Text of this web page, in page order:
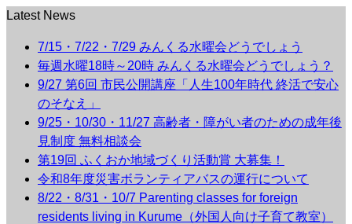
Latest News
7/15・7/22・7/29 みんくる水曜会どうでしょう
毎週水曜18時～20時 みんくる水曜会どうでしょう？
9/27 第6回 市民公開講座「人生100年時代 終活で安心
のそなえ」
9/25・10/30・11/27 高齢者・障がい者のための成年後
見制度 無料相談会
第19回 ふくおか地域づくり活動賞 大募集！
令和8年度災害ボランティアバスの運行について
8/22・8/31・10/7 Parenting classes for foreign
residents living in Kurume（外国人向け子育て教室）